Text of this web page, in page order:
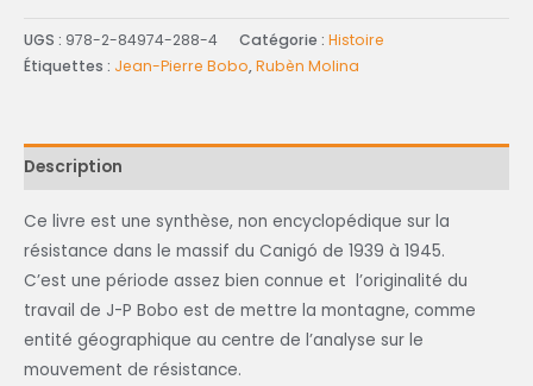
UGS : 978-2-84974-288-4 Catégorie : Histoire
Étiquettes : Jean-Pierre Bobo,Rubèn Molina
Description
Ce livre est une synthèse, non encyclopédique sur la
résistance dans le massif du Canigó de 1939 à 1945.
C’est une période assez bien connue et l’originalité du
travail de J-P Bobo est de mettre la montagne, comme
entité géographique au centre de l’analyse sur le
mouvement de résistance.